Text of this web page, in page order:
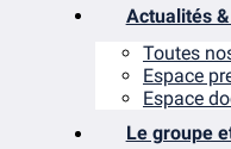
Actualités
Toutes
Espace
Espace
Le groupe